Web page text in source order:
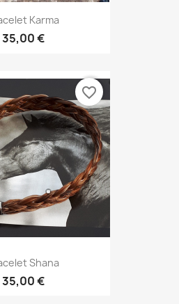
Karma
35,00 €
Shana
35,00 €
favorite_border